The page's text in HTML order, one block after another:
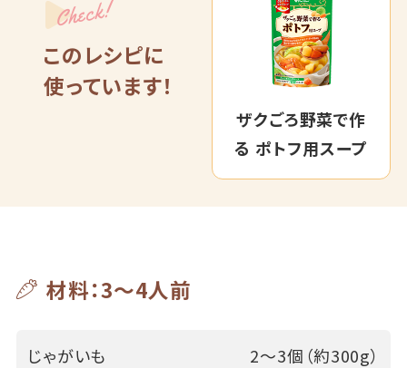
Check!
このレシピに
使っています！
ザクごろ野菜で作
る ポトフ用スープ
材料：3～4人前
じゃがいも 2～3個（約300g）